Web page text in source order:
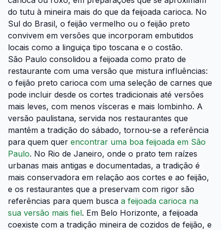
do tutu à mineira mais do que da feijoada carioca. No
Sul do Brasil, o feijão vermelho ou o feijão preto
convivem em versões que incorporam embutidos
locais como a linguiça tipo toscana e o costão.
São Paulo consolidou a feijoada como prato de
restaurante com uma versão que mistura influências:
o feijão preto carioca com uma seleção de carnes que
pode incluir desde os cortes tradicionais até versões
mais leves, com menos vísceras e mais lombinho. A
versão paulistana, servida nos restaurantes que
mantêm a tradição do sábado, tornou-se a referência
para quem quer encontrar uma boa feijoada em São
Paulo. No Rio de Janeiro, onde o prato tem raízes
urbanas mais antigas e documentadas, a tradição é
mais conservadora em relação aos cortes e ao feijão,
e os restaurantes que a preservam com rigor são
referências para quem busca a feijoada carioca na
sua versão mais fiel. Em Belo Horizonte, a feijoada
coexiste com a tradição mineira de cozidos de feijão, e